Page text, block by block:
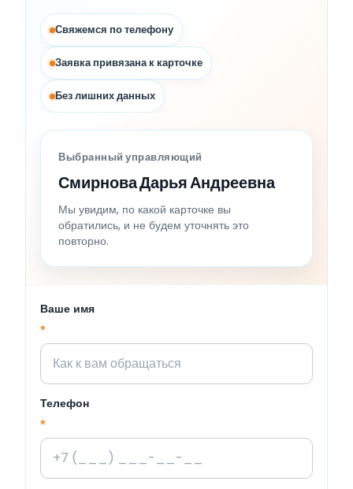
Свяжемся по телефону
Заявка привязана к карточке
Без лишних данных
Выбранный управляющий
Смирнова Дарья Андреевна
Мы увидим, по какой карточке вы
обратились, и не будем уточнять это
повторно.
Ваше имя
*
Телефон
*